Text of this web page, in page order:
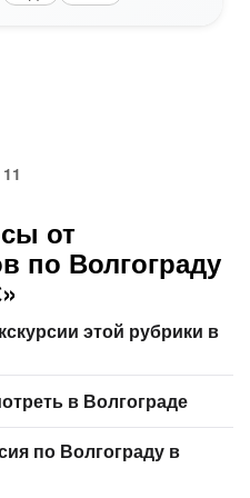
от
по Волгограду
этой рубрики в
в Волгограде
по Волгограду в